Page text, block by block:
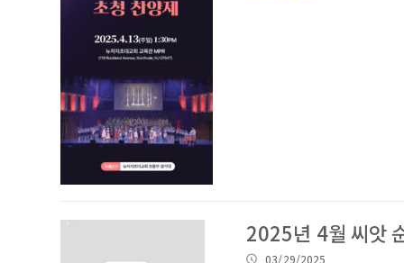
2025년 4월 씨앗
03/29/2025